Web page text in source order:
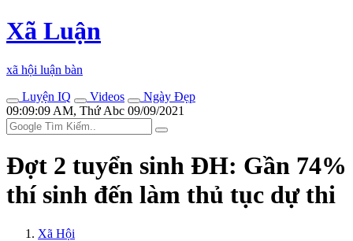
Xã Luận
xã hội luận bàn
Luyện IQ
Videos
Ngày Đẹp
09:09:09 AM, Thứ Abc 09/09/2021
Đợt 2 tuyển sinh ĐH: Gần 74%
thí sinh đến làm thủ tục dự thi
Xã Hội